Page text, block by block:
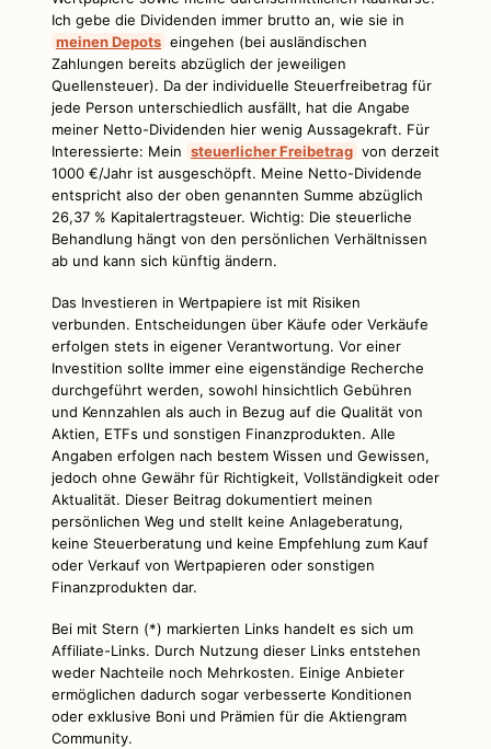
Ich gebe die Dividenden immer brutto an, wie sie in
meinen Depots eingehen (bei ausländischen
Zahlungen bereits abzüglich der jeweiligen
Quellensteuer). Da der individuelle Steuerfreibetrag für
jede Person unterschiedlich ausfällt, hat die Angabe
meiner Netto-Dividenden hier wenig Aussagekraft. Für
Interessierte: Mein steuerlicher Freibetrag von derzeit
1000 €/Jahr ist ausgeschöpft. Meine Netto-Dividende
entspricht also der oben genannten Summe abzüglich
26,37 % Kapitalertragsteuer. Wichtig: Die steuerliche
Behandlung hängt von den persönlichen Verhältnissen
ab und kann sich künftig ändern.
Das Investieren in Wertpapiere ist mit Risiken
verbunden. Entscheidungen über Käufe oder Verkäufe
erfolgen stets in eigener Verantwortung. Vor einer
Investition sollte immer eine eigenständige Recherche
durchgeführt werden, sowohl hinsichtlich Gebühren
und Kennzahlen als auch in Bezug auf die Qualität von
Aktien, ETFs und sonstigen Finanzprodukten. Alle
Angaben erfolgen nach bestem Wissen und Gewissen,
jedoch ohne Gewähr für Richtigkeit, Vollständigkeit oder
Aktualität. Dieser Beitrag dokumentiert meinen
persönlichen Weg und stellt keine Anlageberatung,
keine Steuerberatung und keine Empfehlung zum Kauf
oder Verkauf von Wertpapieren oder sonstigen
Finanzprodukten dar.
Bei mit Stern (*) markierten Links handelt es sich um
Affiliate-Links. Durch Nutzung dieser Links entstehen
weder Nachteile noch Mehrkosten. Einige Anbieter
ermöglichen dadurch sogar verbesserte Konditionen
oder exklusive Boni und Prämien für die Aktiengram
Community.